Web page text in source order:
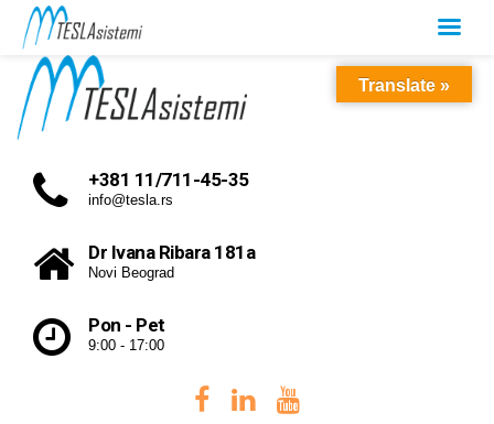
+381 11/711-45-35
info@tesla.rs
Dr Ivana Ribara 181a
Novi Beograd
Pon - Pet
9:00 - 17:00
Translate »